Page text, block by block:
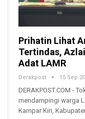
Prihatin Lihat
Tertindas,
Adat LAMR
Derakpost 15 Sep
DERAKPOST.COM -
mendampingi warga
Kampar Kiri,